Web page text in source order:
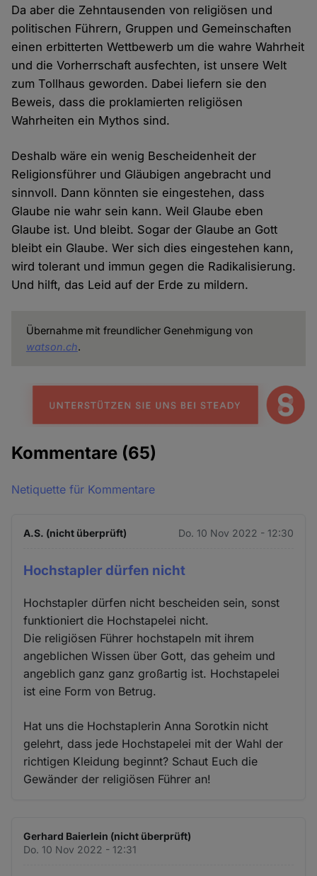
Da aber die Zehntausenden von religiösen und
politischen Führern, Gruppen und Gemeinschaften
einen erbitterten Wettbewerb um die wahre Wahrheit
und die Vorherrschaft ausfechten, ist unsere Welt
zum Tollhaus geworden. Dabei liefern sie den
Beweis, dass die proklamierten religiösen
Wahrheiten ein Mythos sind.
Deshalb wäre ein wenig Bescheidenheit der
Religionsführer und Gläubigen angebracht und
sinnvoll. Dann könnten sie eingestehen, dass
Glaube nie wahr sein kann. Weil Glaube eben
Glaube ist. Und bleibt. Sogar der Glaube an Gott
bleibt ein Glaube. Wer sich dies eingestehen kann,
wird tolerant und immun gegen die Radikalisierung.
Und hilft, das Leid auf der Erde zu mildern.
Übernahme mit freundlicher Genehmigung von
watson.ch.
Kommentare (65)
Netiquette für Kommentare
A.S. (nicht überprüft) Do. 10 Nov 2022 - 12:30
Hochstapler dürfen nicht
Hochstapler dürfen nicht bescheiden sein, sonst
funktioniert die Hochstapelei nicht.
Die religiösen Führer hochstapeln mit ihrem
angeblichen Wissen über Gott, das geheim und
angeblich ganz ganz großartig ist. Hochstapelei
ist eine Form von Betrug.
Hat uns die Hochstaplerin Anna Sorotkin nicht
gelehrt, dass jede Hochstapelei mit der Wahl der
richtigen Kleidung beginnt? Schaut Euch die
Gewänder der religiösen Führer an!
Gerhard Baierlein (nicht überprüft)
Do. 10 Nov 2022 - 12:31